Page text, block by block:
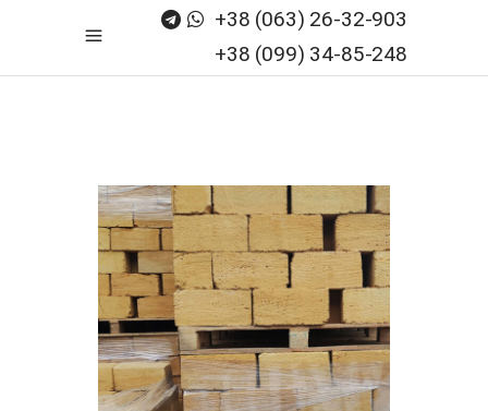
+38 (063) 26-32-903
+38 (099) 34-85-248